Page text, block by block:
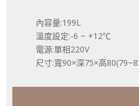
內容量:199L
溫度設定:-6 ~ +12℃
電源:單相220V
尺寸:寬90×深75×高